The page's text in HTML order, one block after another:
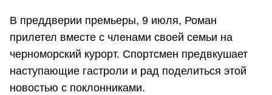
В преддверии премьеры, 9 июля, Роман
прилетел вместе с членами своей семьи на
черноморский курорт. Спортсмен предвкушает
наступающие гастроли и рад поделиться этой
новостью с поклонниками.